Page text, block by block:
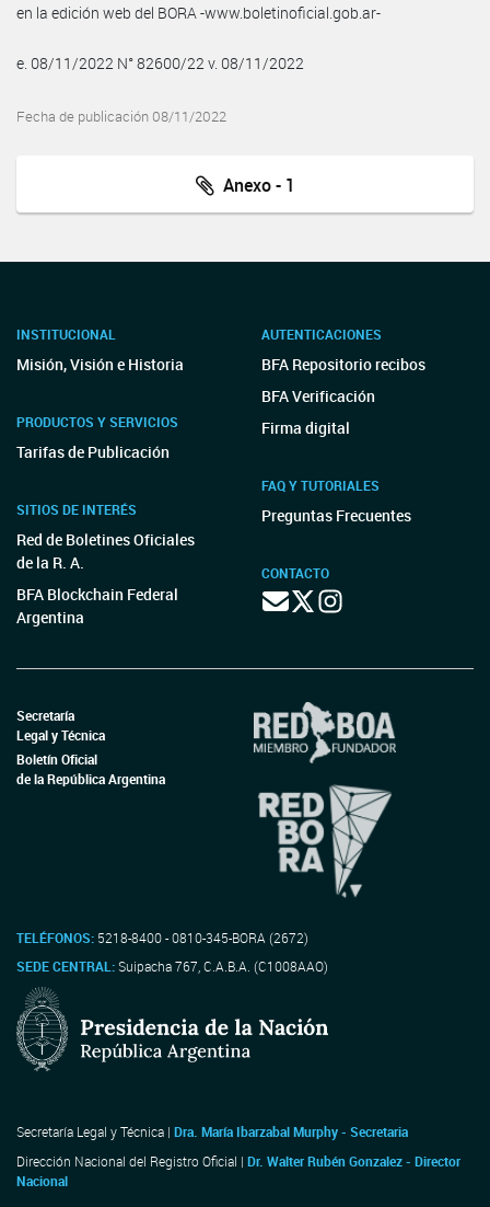
en la edición web del BORA -www.boletinoficial.gob.ar-
e. 08/11/2022 N° 82600/22 v. 08/11/2022
Fecha de publicación 08/11/2022
Anexo - 1
INSTITUCIONAL
Misión, Visión e Historia
PRODUCTOS Y SERVICIOS
Tarifas de Publicación
SITIOS DE INTERÉS
Red de Boletines Oficiales
de la R. A.
BFA Blockchain Federal
Argentina
AUTENTICACIONES
BFA Repositorio recibos
BFA Verificación
Firma digital
FAQ Y TUTORIALES
Preguntas Frecuentes
CONTACTO
Secretaría
Legal y Técnica
Boletín Oficial
de la República Argentina
TELÉFONOS: 5218-8400 - 0810-345-BORA (2672)
SEDE CENTRAL:Suipacha 767, C.A.B.A. (C1008AAO)
Secretaría Legal y Técnica | Dra. María Ibarzabal Murphy - Secretaria
Dirección Nacional del Registro Oficial | Dr. Walter Rubén Gonzalez - Director
Nacional